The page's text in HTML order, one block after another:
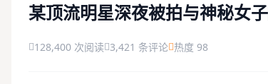
某顶流明星深夜被拍与神秘女
128,400 次阅读 3,421 条评论 热度 98